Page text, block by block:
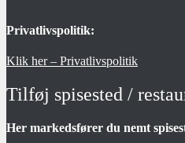
Privatlivspolitik:
Klik her – Privatlivspolitik
Tilføj spisested /
Her markedsfører du nemt